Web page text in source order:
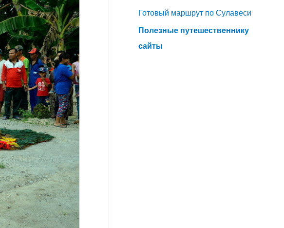
Готовый маршрут по Сулавеси
Полезные путешественнику
сайты